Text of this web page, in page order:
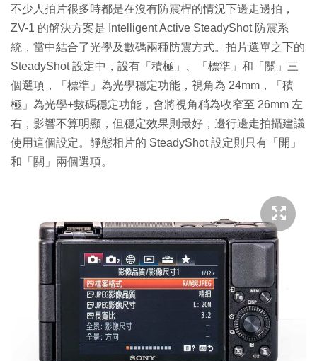
不少人拍片很多時都是在沒有防震桿的情況下邊走邊拍，
ZV-1 的解決方案是 Intelligent Active SteadyShot 防震系
統，當中結合了光學及數碼兩種防震方式。拍片選單之下的
SteadyShot 設定中，設有「積極」、「標準」和「關」三
個選項，「標準」為光學穩定功能，視角為 24mm，「積
極」為光學+數碼穩定功能，會將視角稍為收窄至 26mm 左
右，影響不算明顯，但穩定效果則最好，邊行邊走拍攝建議
使用這個設定。靜態相片的 SteadyShot 設定則只有「開」
和「關」兩個選項。